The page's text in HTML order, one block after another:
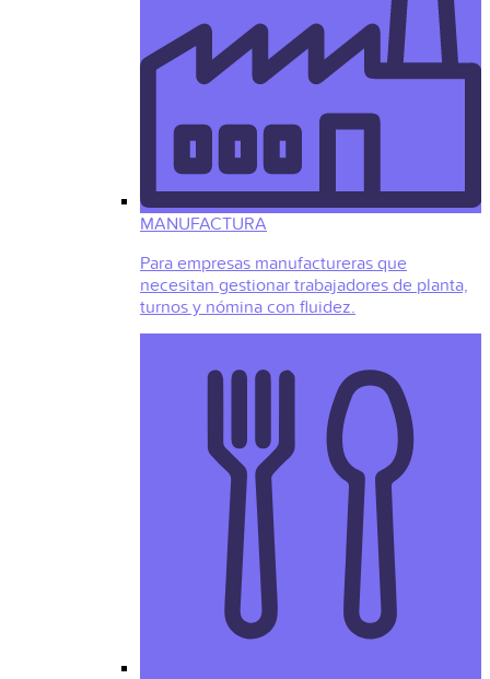
MANUFACTURA
Para empresas manufactureras que
necesitan gestionar trabajadores de planta,
turnos y nómina con fluidez.